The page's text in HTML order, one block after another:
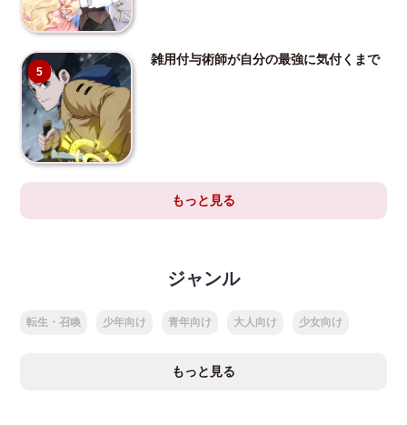
5
雑用付与術師が自分の最強に気付くまで
もっと見る
ジャンル
転生・召喚 少年向け 青年向け 大人向け 少女向け
もっと見る